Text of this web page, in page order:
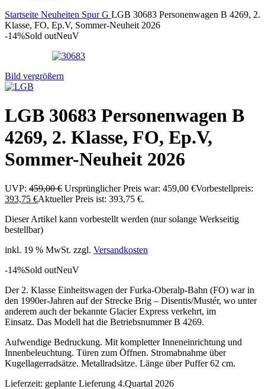
Startseite Neuheiten Spur G LGB 30683 Personenwagen B 4269, 2.
Klasse, FO, Ep.V, Sommer-Neuheit 2026
-14%Sold outNeuV
Bild vergrößern
LGB 30683 Personenwagen B
4269, 2. Klasse, FO, Ep.V,
Sommer-Neuheit 2026
UVP: 459,00€ Ursprünglicher Preis war: 459,00 €Vorbestellpreis:
393,75 €Aktueller Preis ist: 393,75 €.
Dieser Artikel kann vorbestellt werden (nur solange Werkseitig
bestellbar)
inkl. 19 % MwSt. zzgl. Versandkosten
-14%Sold outNeuV
Der 2. Klasse Einheitswagen der Furka-Oberalp-Bahn (FO) war in
den 1990er-Jahren auf der Strecke Brig – Disentis/Mustér, wo unter
anderem auch der bekannte Glacier Express verkehrt, im
Einsatz. Das Modell hat die Betriebsnummer B 4269.
Aufwendige Bedruckung. Mit kompletter Inneneinrichtung und
Innenbeleuchtung. Türen zum Öffnen. Stromabnahme über
Kugellagerradsätze. Metallradsätze. Länge über Puffer 62 cm.
Lieferzeit: geplante Lieferung 4.Quartal 2026